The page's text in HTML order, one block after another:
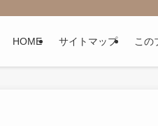
HOME サイトマップ この